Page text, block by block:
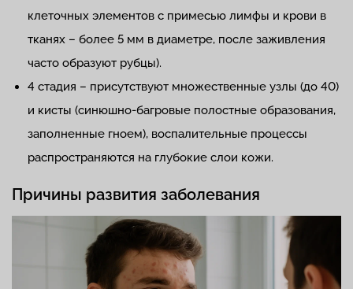
клеточных элементов с примесью лимфы и крови в
тканях – более 5 мм в диаметре, после заживления
часто образуют рубцы).
4 стадия – присутствуют множественные узлы (до 40)
и кисты (синюшно-багровые полостные образования,
заполненные гноем), воспалительные процессы
распространяются на глубокие слои кожи.
Причины развития заболевания